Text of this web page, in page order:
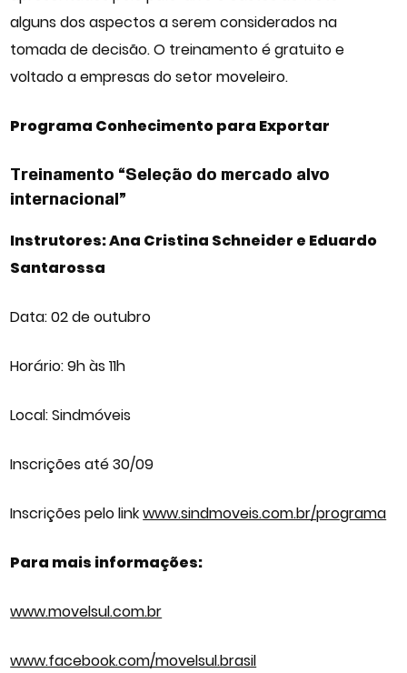
alguns dos aspectos a serem considerados na
tomada de decisão. O treinamento é gratuito e
voltado a empresas do setor moveleiro.
Programa Conhecimento para Exportar
Treinamento “Seleção do mercado alvo
internacional”
Instrutores: Ana Cristina Schneider e Eduardo
Santarossa
Data: 02 de outubro
Horário: 9h às 11h
Local: Sindmóveis
Inscrições até 30/09
Inscrições pelo linkwww.sindmoveis.com.br/programa
Para mais informações:
www.movelsul.com.br
www.facebook.com/movelsul.brasil